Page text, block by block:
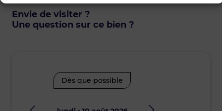
Envie de visiter ?
Une question sur ce bien ?
Dès que possible